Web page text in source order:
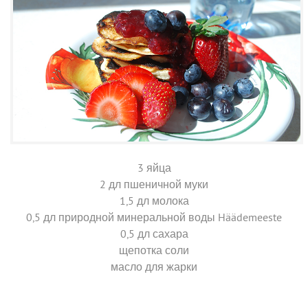
3 яйца
2 дл пшеничной муки
1,5 дл молока
0,5 дл природной минеральной воды Häädemeeste
0,5 дл сахара
щепотка соли
масло для жарки